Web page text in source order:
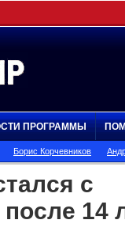
ПРОГРАММЫ
Борис Корчевников
с
14